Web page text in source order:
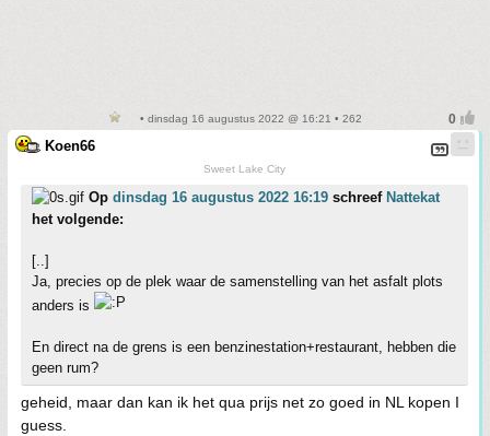
• dinsdag 16 augustus 2022 @ 16:21 • 262
Koen66
Sweet Lake City
Op dinsdag 16 augustus 2022 16:19 schreef Nattekat
het volgende:
[..]
Ja, precies op de plek waar de samenstelling van het asfalt plots
anders is
En direct na de grens is een benzinestation+restaurant, hebben die
geen rum?
geheid, maar dan kan ik het qua prijs net zo goed in NL kopen I
guess.